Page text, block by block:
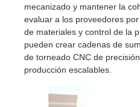
mecanizado y mantener la
evaluar a los proveedores
de materiales y control de la
pueden crear cadenas de
de torneado CNC de
producción escalables.